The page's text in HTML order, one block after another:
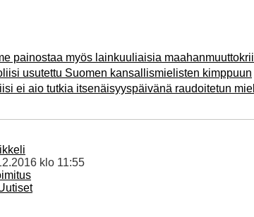
painostaa myös lainkuuliaisia
usutettu Suomen kansallismielisten kimppuun
ei aio tutkia itsenäisyyspäivänä raudoitetun
klo 11:55